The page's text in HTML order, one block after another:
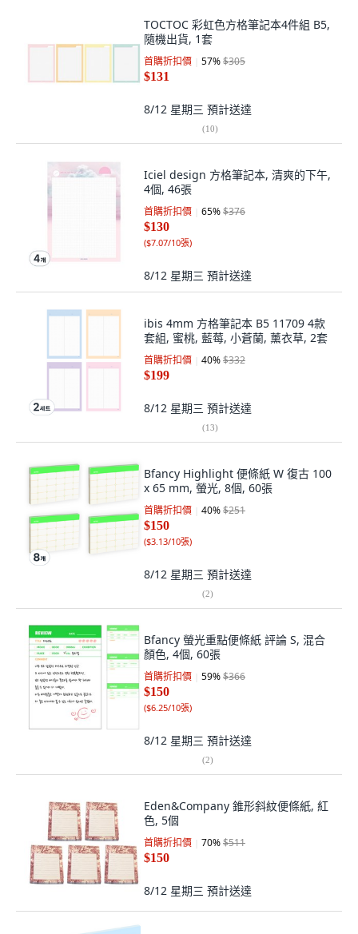
TOCTOC 彩虹色方格筆記本4件組 B5,
隨機出貨, 1套
首購折扣價 57%$305
$131
8/12 星期三 預計送達
(10)
Iciel design 方格筆記本, 清爽的下午,
4個, 46張
首購折扣價 65%$376
$130
($7.07/10張)
8/12 星期三 預計送達
ibis 4mm 方格筆記本 B5 11709 4款
套組, 蜜桃, 藍莓, 小蒼蘭, 薰衣草, 2套
首購折扣價 40%$332
$199
8/12 星期三 預計送達
(13)
Bfancy Highlight 便條紙 W 復古 100
x 65 mm, 螢光, 8個, 60張
首購折扣價 40%$251
$150
($3.13/10張)
8/12 星期三 預計送達
(2)
Bfancy 螢光重點便條紙 評論 S, 混合
顏色, 4個, 60張
首購折扣價 59%$366
$150
($6.25/10張)
8/12 星期三 預計送達
(2)
Eden&Company 錐形斜紋便條紙, 紅
色, 5個
首購折扣價 70%$511
$150
8/12 星期三 預計送達